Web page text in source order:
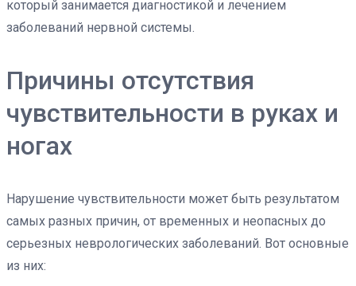
который занимается диагностикой и лечением
заболеваний нервной системы.
Причины отсутствия
чувствительности в руках и
ногах
Нарушение чувствительности может быть результатом
самых разных причин, от временных и неопасных до
серьезных неврологических заболеваний. Вот основные
из них: